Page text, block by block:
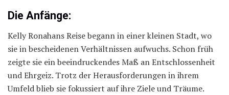
Die Anfänge:
Kelly Ronahans Reise begann in einer kleinen Stadt, wo
sie in bescheidenen Verhältnissen aufwuchs. Schon früh
zeigte sie ein beeindruckendes Maß an Entschlossenheit
und Ehrgeiz. Trotz der Herausforderungen in ihrem
Umfeld blieb sie fokussiert auf ihre Ziele und Träume.